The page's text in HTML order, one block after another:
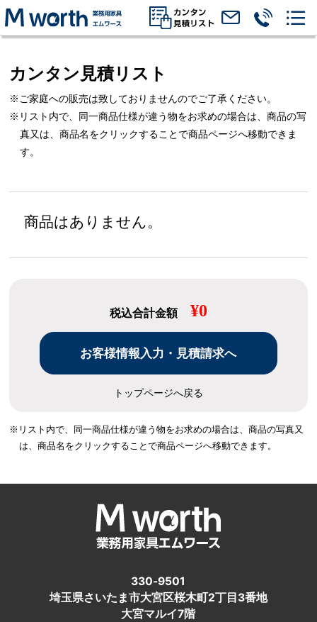
カンタン見積リスト
※ご家庭への販売は致しておりませんのでご了承ください。
※リスト内で、同一商品仕様が違う物をお求めの場合は、商品の写
真又は、商品名をクリックすることで商品ページへ移動できま
す。
商品はありません。
税込合計金額 ¥0
トップページへ戻る
※リスト内で、同一商品仕様が違う物をお求めの場合は、商品の写真又
は、商品名をクリックすることで商品ページへ移動できます。
330-9501
埼玉県さいたま市大宮区桜木町2丁目3番地
大宮マルイ7階